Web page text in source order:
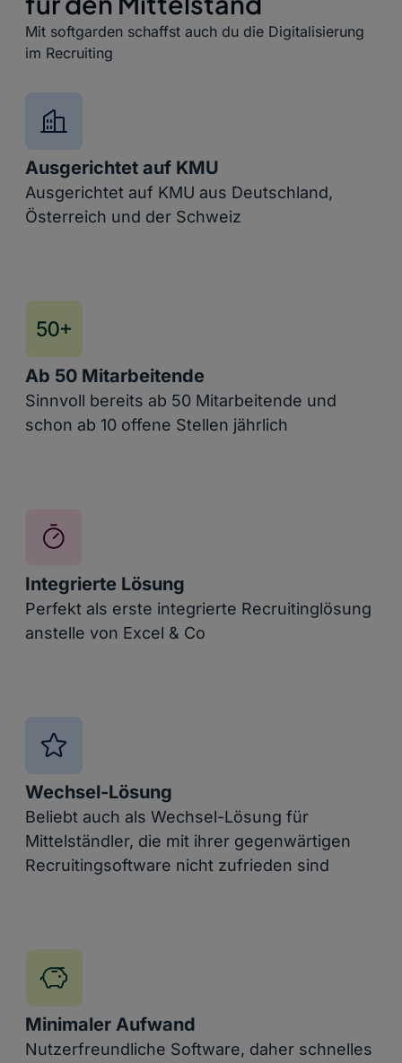
Mit softgarden schaffst auch du die Digitalisierung
im Recruiting
Ausgerichtet auf KMU
Ausgerichtet auf KMU aus Deutschland,
Österreich und der Schweiz
Ab 50 Mitarbeitende
Sinnvoll bereits ab 50 Mitarbeitende und
schon ab 10 offene Stellen jährlich
Integrierte Lösung
Perfekt als erste integrierte Recruitinglösung
anstelle von Excel & Co
Wechsel-Lösung
Beliebt auch als Wechsel-Lösung für
Mittelständler, die mit ihrer gegenwärtigen
Recruitingsoftware nicht zufrieden sind
Minimaler Aufwand
Nutzerfreundliche Software, daher schnelles